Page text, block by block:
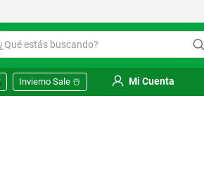
estás buscando?
Invierno Sale ☃️ Mi Cuenta